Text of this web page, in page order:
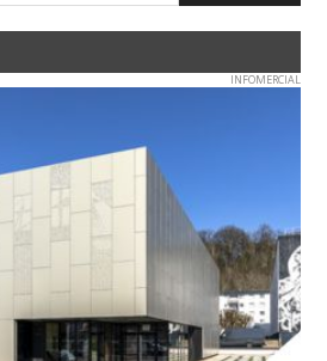
INFOMERCIAL